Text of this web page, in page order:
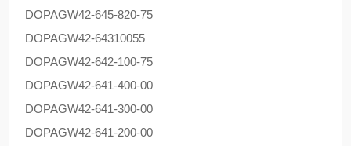
DOPAGW42-645-820-75
DOPAGW42-64310055
DOPAGW42-642-100-75
DOPAGW42-641-400-00
DOPAGW42-641-300-00
DOPAGW42-641-200-00